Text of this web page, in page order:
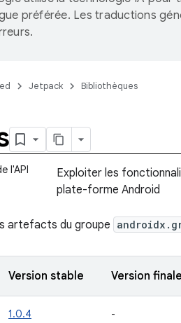
préférée. Les traductions
Jetpack Bibliothèques
l'API
Exploiter les
plate-forme Android
artefacts du groupe
Version stable Version finale
1.0.4 -